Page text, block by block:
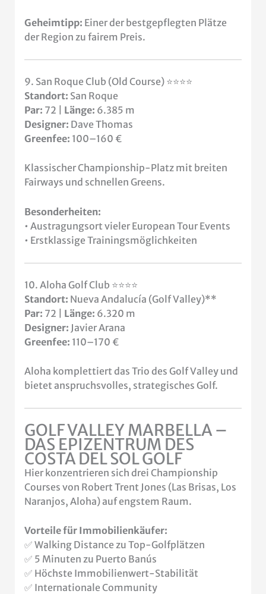
Geheimtipp: Einer der bestgepflegten Plätze
der Region zu fairem Preis.
9. San Roque Club (Old Course) ⭐⭐⭐⭐
Standort: San Roque
Par: 72 | Länge: 6.385 m
Designer: Dave Thomas
Greenfee: 100–160 €
Klassischer Championship-Platz mit breiten
Fairways und schnellen Greens.
Besonderheiten:
• Austragungsort vieler European Tour Events
• Erstklassige Trainingsmöglichkeiten
10. Aloha Golf Club ⭐⭐⭐⭐
Standort: Nueva Andalucía (Golf Valley)**
Par: 72 | Länge: 6.320 m
Designer: Javier Arana
Greenfee: 110–170 €
Aloha komplettiert das Trio des Golf Valley und
bietet anspruchsvolles, strategisches Golf.
GOLF VALLEY MARBELLA –
DAS EPIZENTRUM DES
COSTA DEL SOL GOLF
Hier konzentrieren sich drei Championship
Courses von Robert Trent Jones (Las Brisas, Los
Naranjos, Aloha) auf engstem Raum.
Vorteile für Immobilienkäufer:
✅ Walking Distance zu Top-Golfplätzen
✅ 5 Minuten zu Puerto Banús
✅ Höchste Immobilienwert-Stabilität
✅ Internationale Community